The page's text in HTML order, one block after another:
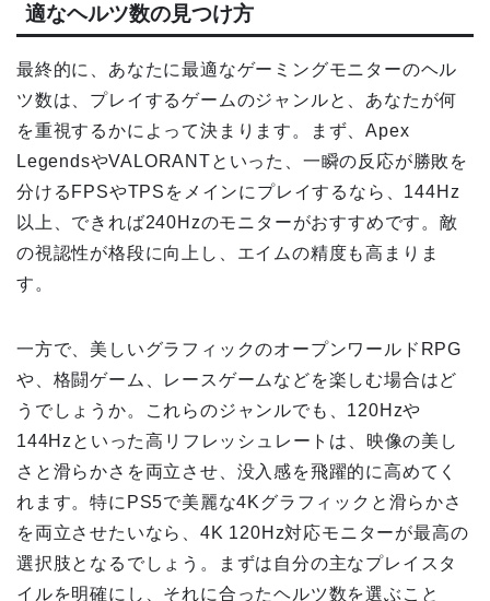
適なヘルツ数の見つけ方
最終的に、あなたに最適なゲーミングモニターのヘル
ツ数は、プレイするゲームのジャンルと、あなたが何
を重視するかによって決まります。まず、Apex
LegendsやVALORANTといった、一瞬の反応が勝敗を
分けるFPSやTPSをメインにプレイするなら、144Hz
以上、できれば240Hzのモニターがおすすめです。敵
の視認性が格段に向上し、エイムの精度も高まりま
す。
一方で、美しいグラフィックのオープンワールドRPG
や、格闘ゲーム、レースゲームなどを楽しむ場合はど
うでしょうか。これらのジャンルでも、120Hzや
144Hzといった高リフレッシュレートは、映像の美し
さと滑らかさを両立させ、没入感を飛躍的に高めてく
れます。特にPS5で美麗な4Kグラフィックと滑らかさ
を両立させたいなら、4K 120Hz対応モニターが最高の
選択肢となるでしょう。まずは自分の主なプレイスタ
イルを明確にし、それに合ったヘルツ数を選ぶこと